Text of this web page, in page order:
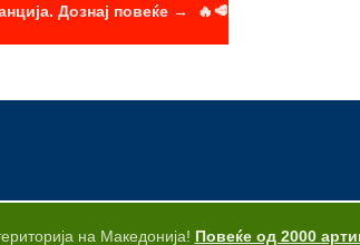
на Македонија! Повеќе од 2000
Дознај повеќе → 🔥🥩